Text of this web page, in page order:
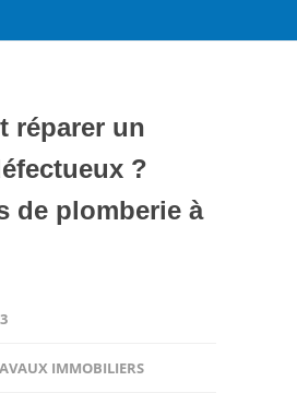
réparer un
?
de plomberie à
IMMOBILIERS